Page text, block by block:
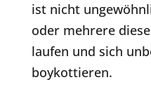
ist nicht
oder mehrere
laufen und sich
boykottieren.